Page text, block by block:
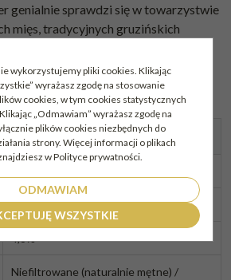
genialnie sprawdzi się w towarzystwie
mięs, tradycyjnych gruzińskich
także jako samodzielny, orzeźwiający
dniu.
Szczegóły
Dolna
4,8%
Niefiltrowane (naturalnie mętne) /
wykorzystujemy pliki cookies. Klikając
wyrażasz zgodę na stosowanie
cookies, w tym cookies statystycznych
„Odmawiam” wyrażasz zgodę na
plików cookies niezbędnych do
strony. Więcej informacji o plikach
w Polityce prywatności.
ODMAWIAM
WSZYSTKIE